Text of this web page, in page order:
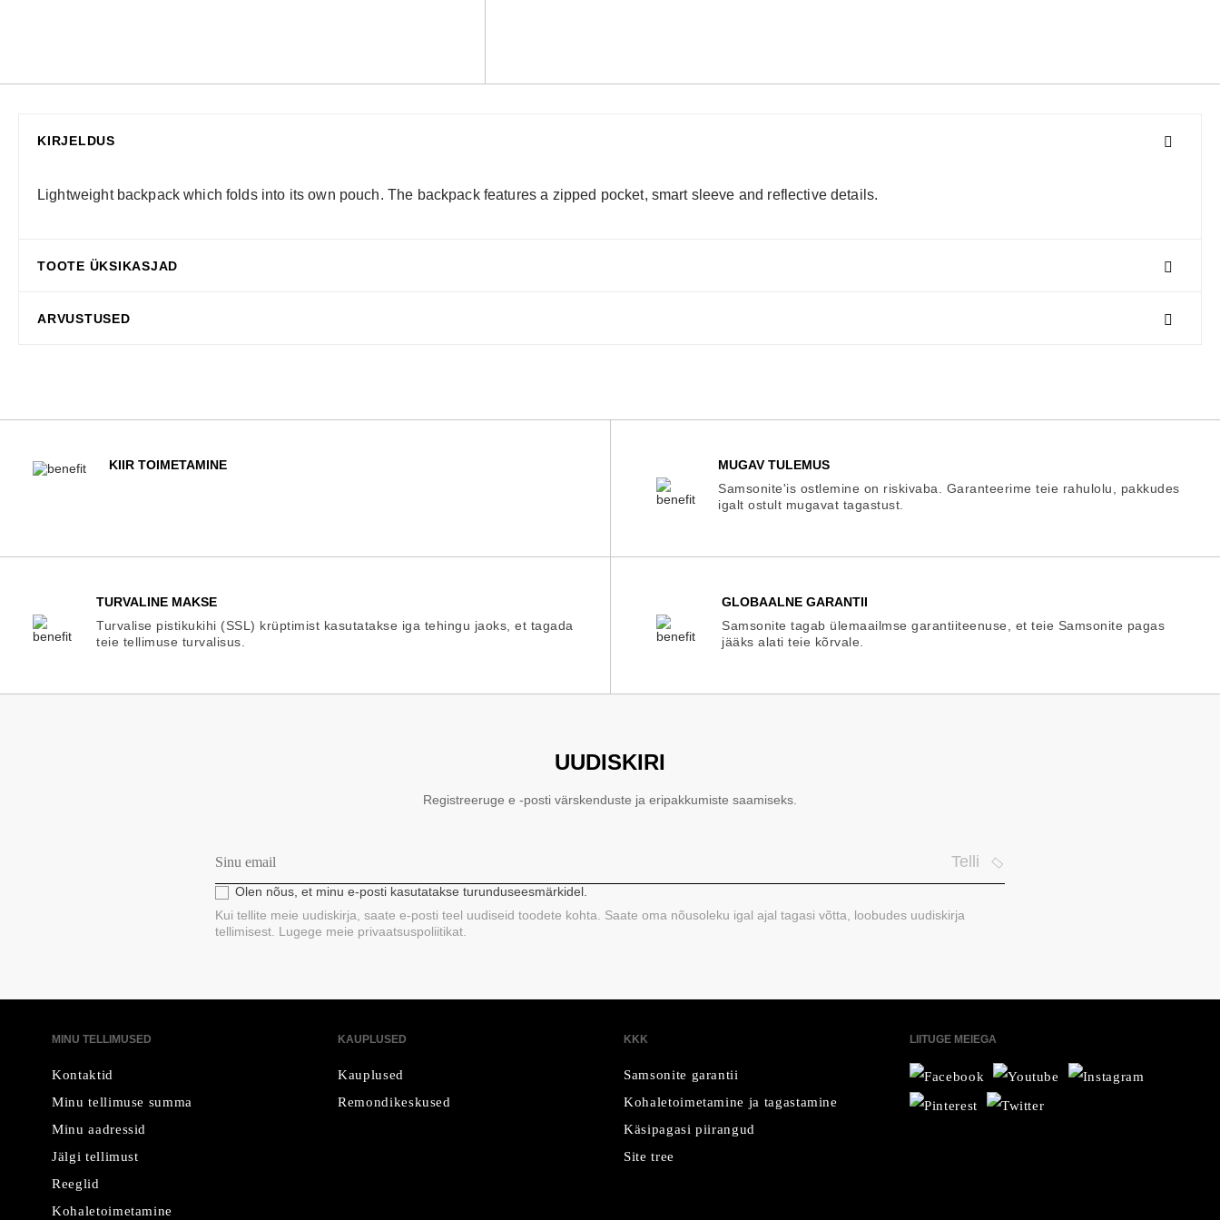
KIRJELDUS
Lightweight backpack which folds into its own pouch. The backpack features a zipped pocket, smart sleeve and reflective details.
TOOTE ÜKSIKASJAD
ARVUSTUSED
KIIR TOIMETAMINE
MUGAV TULEMUS
Samsonite'is ostlemine on riskivaba. Garanteerime teie rahulolu, pakkudes
igalt ostult mugavat tagastust.
TURVALINE MAKSE
Turvalise pistikukihi (SSL) krüptimist kasutatakse iga tehingu jaoks, et tagada
teie tellimuse turvalisus.
GLOBAALNE GARANTII
Samsonite tagab ülemaailmse garantiiteenuse, et teie Samsonite pagas
jääks alati teie kõrvale.
UUDISKIRI
Registreeruge e -posti värskenduste ja eripakkumiste saamiseks.
Telli
Olen nõus, et minu e-posti kasutatakse turunduseesmärkidel.
Kui tellite meie uudiskirja, saate e-posti teel uudiseid toodete kohta. Saate oma nõusoleku igal ajal tagasi võtta, loobudes uudiskirja
tellimisest. Lugege meie privaatsuspoliitikat.
MINU TELLIMUSED
Kontaktid
Minu tellimuse summa
Minu aadressid
Jälgi tellimust
Reeglid
Kohaletoimetamine
KAUPLUSED
Kauplused
Remondikeskused
KKK
Samsonite garantii
Kohaletoimetamine ja tagastamine
Käsipagasi piirangud
Site tree
LIITUGE MEIEGA